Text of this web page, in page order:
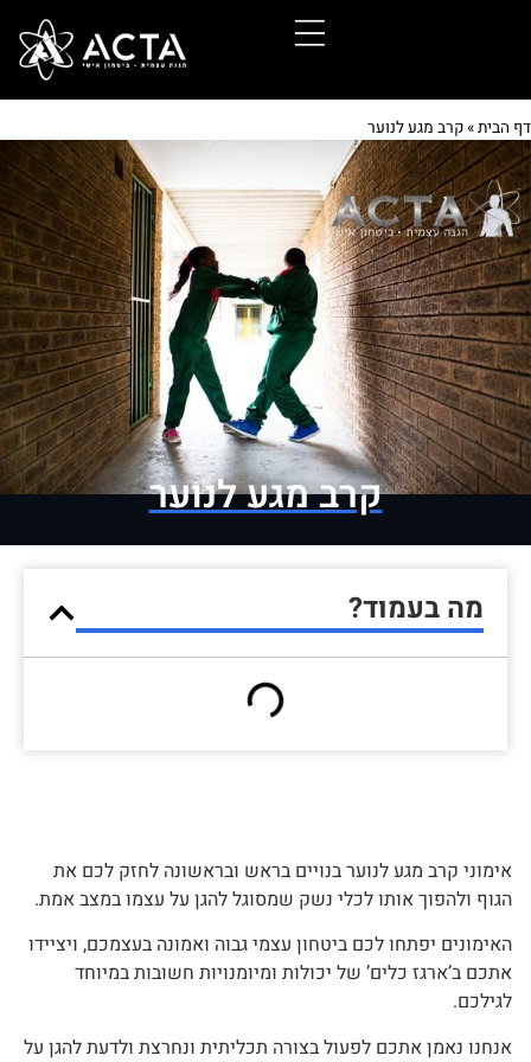
דף הבית»קרב מגע לנוער
קרב מגע לנוער
מה בעמוד?
אימוני קרב מגע לנוער בנויים בראש ובראשונה לחזק לכם את
הגוף ולהפוך אותו לכלי נשק שמסוגל להגן על עצמו במצב אמת.
האימונים יפתחו לכם ביטחון עצמי גבוה ואמונה בעצמכם, ויציידו
אתכם ב’ארגז כלים’ של יכולות ומיומנויות חשובות במיוחד
לגילכם.
אנחנו נאמן אתכם לפעול בצורה תכליתית ונחרצת ולדעת להגן על